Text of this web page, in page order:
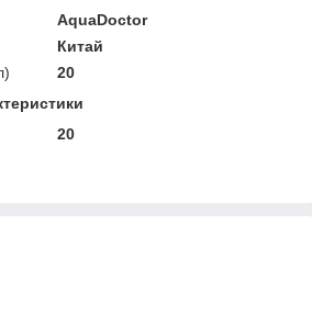
AquaDoctor
Китай
20
20